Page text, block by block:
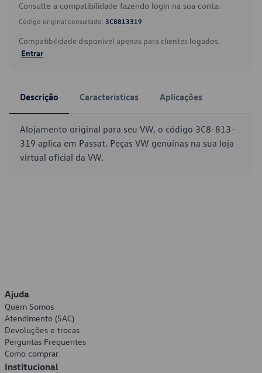
Consulte a compatibilidade fazendo login na sua conta.
Código original consultado: 3C8813319
Compatibilidade disponível apenas para clientes logados.
Entrar
Descrição Características Aplicações
Alojamento original para seu VW, o código 3C8-813-
319 aplica em Passat. Peças VW genuínas na sua loja
virtual oficial da VW.
Ajuda
Quem Somos
Atendimento (SAC)
Devoluções e trocas
Perguntas Frequentes
Como comprar
Institucional